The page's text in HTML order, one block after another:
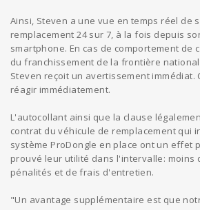
Ainsi, Steven a une vue en temps réel de
remplacement 24 sur 7, à la fois depuis
smartphone. En cas de comportement de
du franchissement de la frontière
Steven reçoit un avertissement immédiat.
réagir immédiatement.
L'autocollant ainsi que la clause
contrat du véhicule de remplacement qui
système ProDongle en place ont un effet
prouvé leur utilité dans l'intervalle: moins
pénalités et de frais d'entretien.
"Un avantage supplémentaire est que